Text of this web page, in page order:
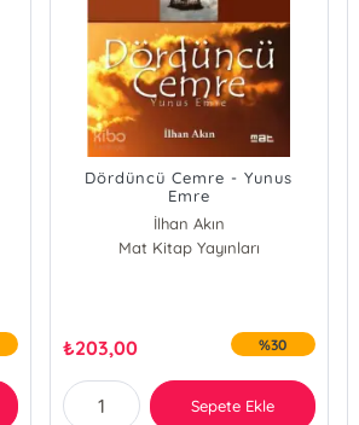
Dördüncü Cemre - Yunus
Emre
İlhan Akın
Mat Kitap Yayınları
₺203,00 %30
Sepete Ekle